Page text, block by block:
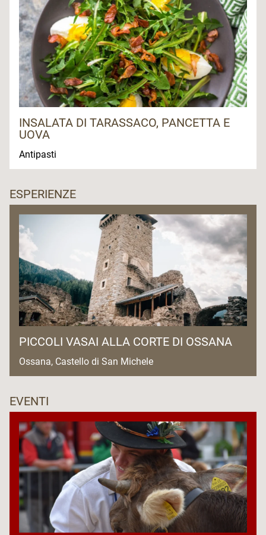
INSALATA DI TARASSACO, PANCETTA E
UOVA
Antipasti
ESPERIENZE
PICCOLI VASAI ALLA CORTE DI OSSANA
Ossana, Castello di San Michele
EVENTI